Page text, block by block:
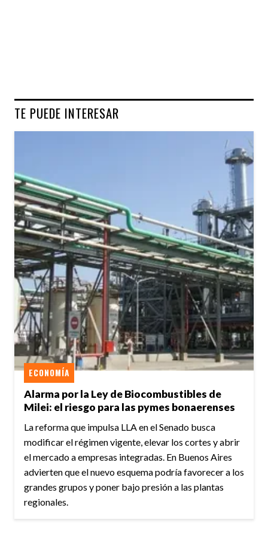
TE PUEDE INTERESAR
Alarma por la Ley de Biocombustibles de
Milei: el riesgo para las pymes bonaerenses
ECONOMÍA
La reforma que impulsa LLA en el Senado busca
modificar el régimen vigente, elevar los cortes y abrir
el mercado a empresas integradas. En Buenos Aires
advierten que el nuevo esquema podría favorecer a los
grandes grupos y poner bajo presión a las plantas
regionales.